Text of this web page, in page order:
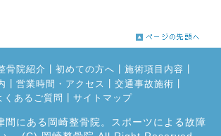
骨院紹介 初めての方へ 施術項目内容
営業時間・アクセス 交通事故施術
くあるご質問
サイトマップ
間にある岡崎整骨院。スポーツによる故障